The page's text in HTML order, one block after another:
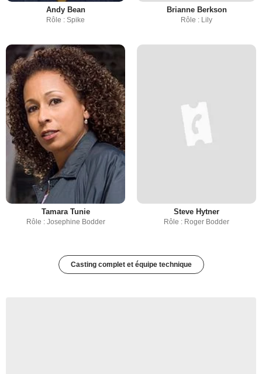
Andy Bean
Rôle : Spike
Brianne Berkson
Rôle : Lily
Tamara Tunie
Rôle : Josephine Bodder
Steve Hytner
Rôle : Roger Bodder
Casting complet et équipe technique